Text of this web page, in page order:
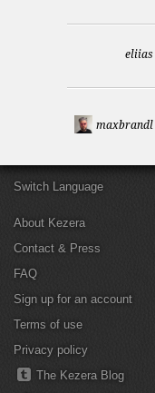
eliias
maxbrandl
Switch Language
About Kezera
Contact & Press
FAQ
Sign up for an account
Terms of use
Privacy policy
The Kezera Blog